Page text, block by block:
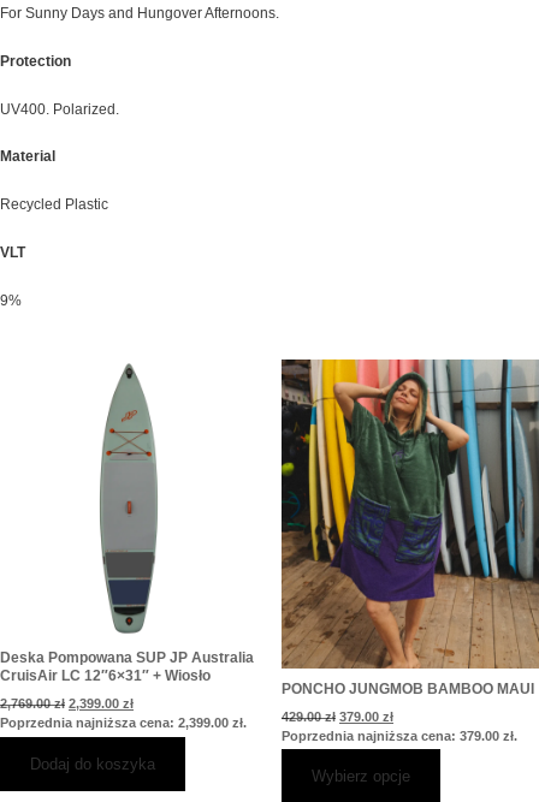
For Sunny Days and Hungover Afternoons.
Protection
UV400. Polarized.
Material
Recycled Plastic
VLT
9%
Deska Pompowana SUP JP Australia
CruisAir LC 12″6×31″ + Wiosło
2,769.00zł
Pierwotna
wynosiła:
2,769.00 zł.
2,399.00 zł
Aktualna
cena
wynosi:
2,399.00 zł.
Poprzednia najniższa cena: 2,399.00 zł.
Dodaj do koszyka
PONCHO JUNGMOB BAMBOO MAUI
429.00zł
Pierwotna
cena
wynosiła:
429.00 zł.
379.00 zł
Aktualna
cena
wynosi:
379.00 zł.
Poprzednia najniższa cena: 379.00 zł.
Wybierz opcje
Ten
produkt
ma
wiele
wariantów.
Opcje
można
wybrać
na
stronie
produktu